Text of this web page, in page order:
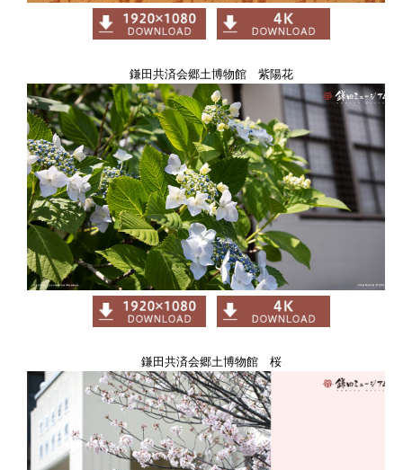
鎌田共済会郷土博物館 紫陽花
鎌田共済会郷土博物館 桜